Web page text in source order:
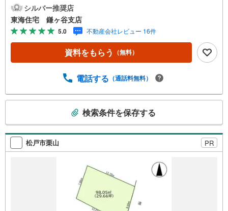
建築可■現況更地渡し■住宅ご購入に関する様々なご質問な
どお気軽にお問合せください！頭金0円からの住宅購入をサ
ポート！●自己資金が少ない方・自営業や勤続年数が少なく
不安のある方、お借入れのある方等住宅ローン相談実施
中！○○現地見学・ご来店（事前にご予約ください）○○営業
時間/9:30～18:30営業時間中はお電話のお問い合わせがス
地物件見学（60分～）■物件探しのご相談（30分～）■資金
のご説明（60分～）■その他のご相談（30分～）●ご案内は
お客様のお時間のご都合に合わせて約30分位から可能で
す。明るい時間に内見をして詳しいお話は改めて夕方にな
ど臨機応変ご対応させて頂きます。
シルバー推奨店
東海住宅 鎌ヶ谷支店
5.0 不動産会社レビュー 16件
資料をもらう （無料）
電話する （通話料無料）
検
索
条
検索条件を保存する
松戸市栗山 PR